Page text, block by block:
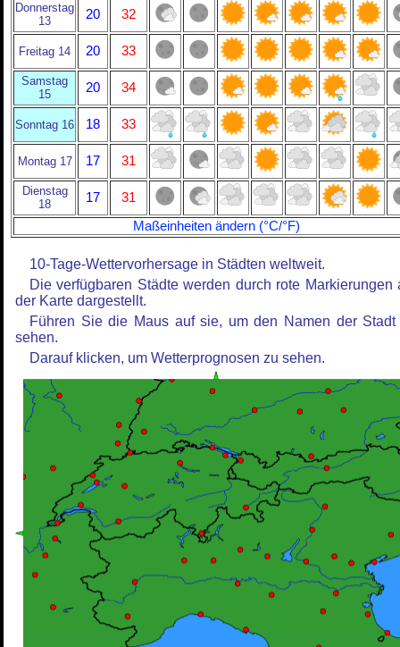
Donnerstag
13
20 32
Freitag 14 20 33
Samstag
15
20 34
Sonntag 16 18 33
Montag 17 17 31
Dienstag
18
17
31
Maßeinheiten ändern (°C/°F)
10-Tage-Wettervorhersage in Städten weltweit.
Die verfügbaren Städte werden durch rote Markierungen
der Karte dargestellt.
Führen Sie die Maus auf sie, um den Namen der Stadt
sehen.
Darauf klicken, um Wetterprognosen zu sehen.